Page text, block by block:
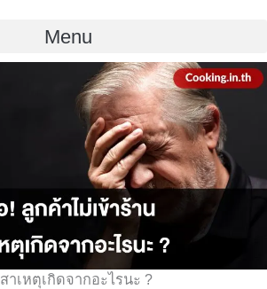
Menu
าเหตุเกิดจากอะไรนะ ?